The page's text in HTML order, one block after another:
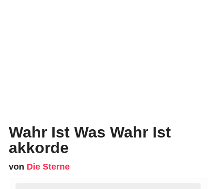
Wahr Ist Was Wahr Ist
akkorde
von Die Sterne